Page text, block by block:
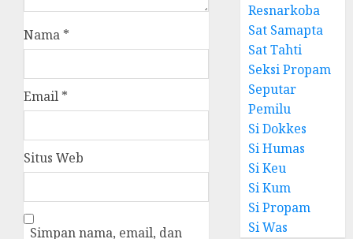
Nama *
Email *
Situs Web
Simpan nama, email, dan
Resnarkoba
Sat Samapta
Sat Tahti
Seksi Propam
Seputar
Pemilu
Si Dokkes
Si Humas
Si Keu
Si Kum
Si Propam
Si Was